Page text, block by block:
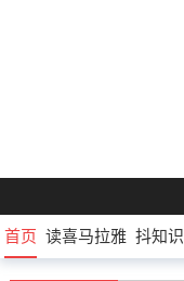
首页 读喜马拉雅 抖知识